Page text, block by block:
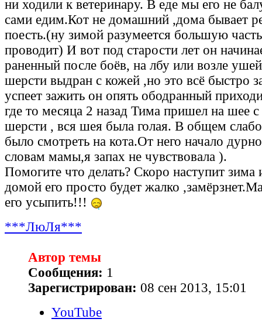
ни ходили к ветеринару. В еде мы его не
сами едим.Кот не домашний ,дома бывает
поесть.(ну зимой разумеется большую
проводит) И вот под старости лет он
раненный после боёв, на лбу или возле
шерсти выдран с кожей ,но это всё быстро
успеет зажить он опять ободранный
где то месяца 2 назад Тима пришел на шее
шерсти , вся шея была голая. В общем
было смотреть на кота.От него начало
словам мамы,я запах не чувствовала ).
Помогите что делать? Скоро наступит зима
домой его просто будет жалко
его усыпить!!!
***ЛюЛя***
Автор темы
Сообщения: 1
Зарегистрирован: 08 сен 2013, 15:01
YouTube